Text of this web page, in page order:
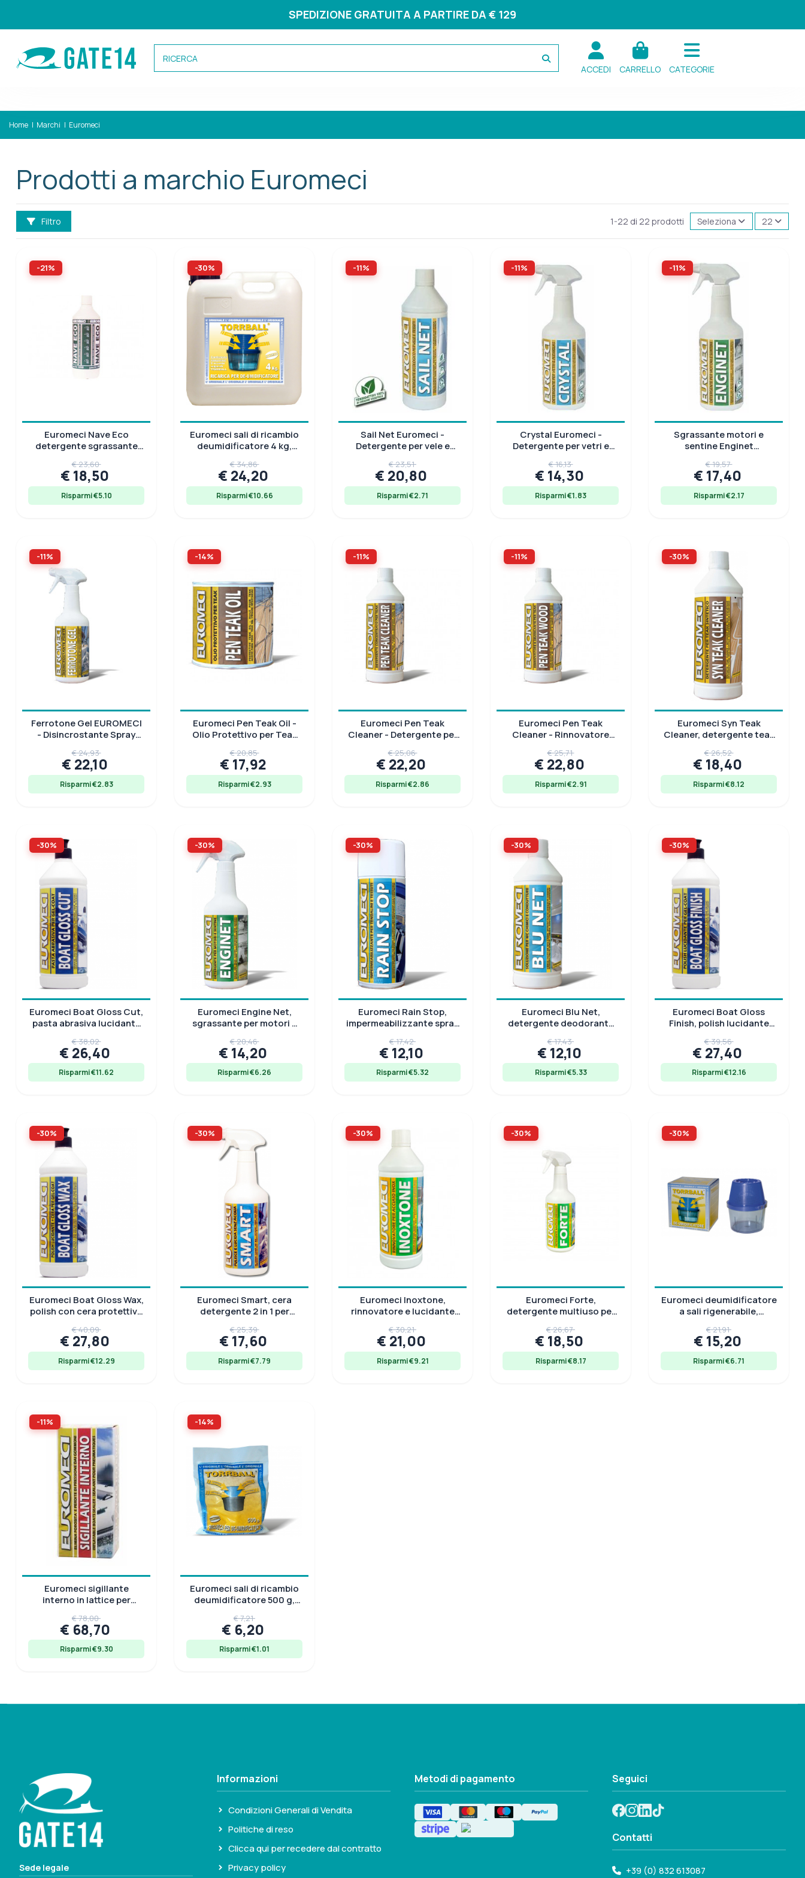
SPEDIZIONE GRATUITA A PARTIRE DA € 129
ACCEDI CARRELLO CATEGORIE
Categorie
Home Marchi Euromeci
Prodotti a marchio Euromeci
Filtro 1-22 di 22 prodotti Seleziona 22
-21%
Euromeci Nave Eco
detergente sgrassante
sentine
€ 23,60
€ 18,50
Risparmi €5.10
-30%
Euromeci sali di ricambio
deumidificatore 4 kg,
€ 34,86
€ 24,20
Risparmi €10.66
-11%
Sail Net Euromeci -
Detergente per vele e
€ 23,51
€ 20,80
Risparmi €2.71
-11%
Crystal Euromeci -
Detergente per vetri e
€ 16,13
€ 14,30
Risparmi €1.83
-11%
Sgrassante motori e
sentine Enginet
€ 19,57
€ 17,40
Risparmi €2.17
-11%
Ferrotone Gel EUROMECI
- Disincrostante Spray
€ 24,93
€ 22,10
Risparmi €2.83
-14%
Euromeci Pen Teak Oil -
Olio Protettivo per Teak
€ 20,85
€ 17,92
Risparmi €2.93
-11%
Euromeci Pen Teak
Cleaner - Detergente per
€ 25,06
€ 22,20
Risparmi €2.86
-11%
Euromeci Pen Teak
Cleaner - Rinnovatore
€ 25,71
€ 22,80
Risparmi €2.91
-30%
Euromeci Syn Teak
Cleaner, detergente teak
€ 26,52
€ 18,40
Risparmi €8.12
-30%
Euromeci Boat Gloss Cut,
pasta abrasiva lucidante
€ 38,02
€ 26,40
Risparmi €11.62
-30%
Euromeci Engine Net,
sgrassante per motori e
€ 20,46
€ 14,20
Risparmi €6.26
-30%
Euromeci Rain Stop,
impermeabilizzante spray
€ 17,42
€ 12,10
Risparmi €5.32
-30%
Euromeci Blu Net,
detergente deodorante
raccolta, 1 L
€ 17,43
€ 12,10
Risparmi €5.33
-30%
Euromeci Boat Gloss
Finish, polish lucidante
€ 39,56
€ 27,40
Risparmi €12.16
-30%
Euromeci Boat Gloss Wax,
polish con cera protettiva
€ 40,09
€ 27,80
Risparmi €12.29
-30%
Euromeci Smart, cera
detergente 2 in 1 per
L
€ 25,39
€ 17,60
Risparmi €7.79
-30%
Euromeci Inoxtone,
rinnovatore e lucidante
€ 30,21
€ 21,00
Risparmi €9.21
-30%
Euromeci Forte,
detergente multiuso per
€ 26,67
€ 18,50
Risparmi €8.17
-30%
Euromeci deumidificatore
a sali rigenerabile,
€ 21,91
€ 15,20
Risparmi €6.71
-11%
Euromeci sigillante
interno in lattice per
€ 78,00
€ 68,70
Risparmi €9.30
-14%
Euromeci sali di ricambio
deumidificatore 500 g,
€ 7,21
€ 6,20
Risparmi €1.01
Sede legale
Informazioni
Condizioni Generali di Vendita
Politiche di reso
Clicca qui per recedere dal contratto
Privacy policy
Metodi di pagamento Seguici
Contatti
+39 (0) 832 613087